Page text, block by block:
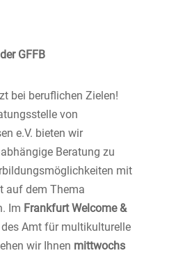
GFFB
bei beruflichen Zielen!
von
e.V. bieten wir
Beratung zu
mit
auf dem Thema
Im Frankfurt Welcome &
des Amt für multikulturelle
wir Ihnen mittwochs